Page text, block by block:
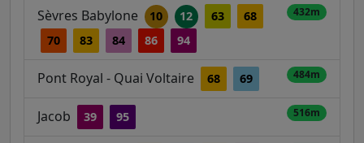
Sèvres Babylone 10 12 63
68
70
83 84 86 94
432m
Pont Royal - Quai Voltaire 68 69 484m
Jacob 39 95 516m